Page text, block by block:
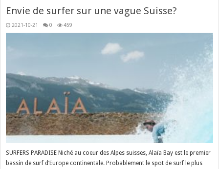
Envie de surfer sur une vague Suisse?
2021-10-21 0 459
SURFERS PARADISE Niché au coeur des Alpes suisses, Alaïa Bay est le premier
bassin de surf d’Europe continentale. Probablement le spot de surf le plus